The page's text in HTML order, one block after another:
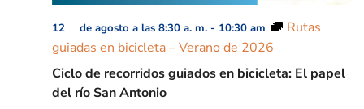
Ciclo de recorridos guiados en bicicleta: El papel
del río San Antonio
12 de agosto a las 8:30 a. m. - 10:30 am
Rutas
guiadas en bicicleta – Verano de 2026